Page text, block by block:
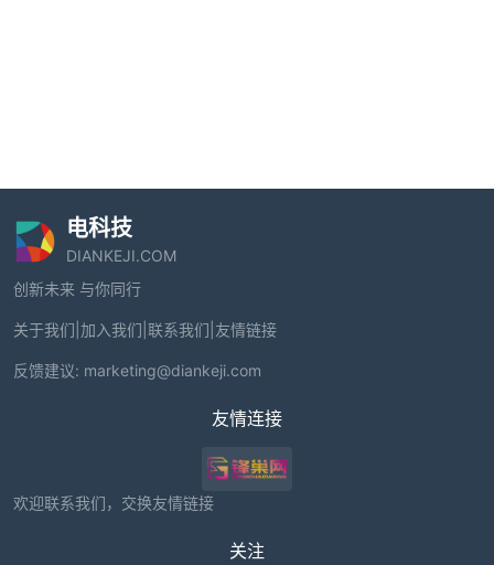
电科技
DIANKEJI.COM
创新未来 与你同行
关于我们 加入我们 联系我们 友情链接
反馈建议: marketing@diankeji.com
友情连接
欢迎联系我们，交换友情链接
关注